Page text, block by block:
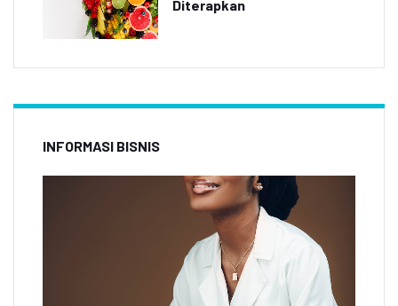
Diterapkan
INFORMASI BISNIS